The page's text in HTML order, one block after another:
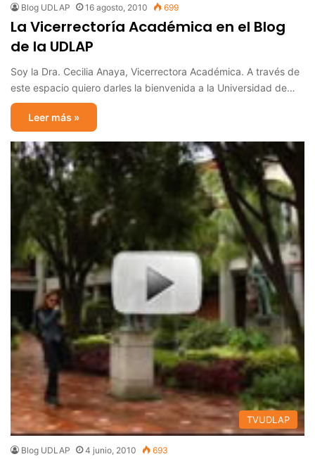
Blog UDLAP 16 agosto, 2010 699
La Vicerrectoría Académica en el Blog
de la UDLAP
Soy la Dra. Cecilia Anaya, Vicerrectora Académica. A través de
este espacio quiero darles la bienvenida a la Universidad de…
Leer más »
TVUDLAP
Blog UDLAP 4 junio, 2010 693